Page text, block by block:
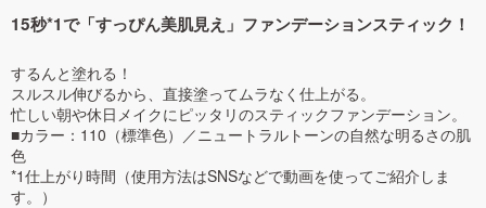
15秒*1で「すっぴん美肌見え」ファンデーションスティック！
するんと塗れる！
スルスル伸びるから、直接塗ってムラなく仕上がる。
忙しい朝や休日メイクにピッタリのスティックファンデーション。
■カラー：110（標準色）／ニュートラルトーンの自然な明るさの肌
色
*1仕上がり時間（使用方法はSNSなどで動画を使ってご紹介しま
す。）